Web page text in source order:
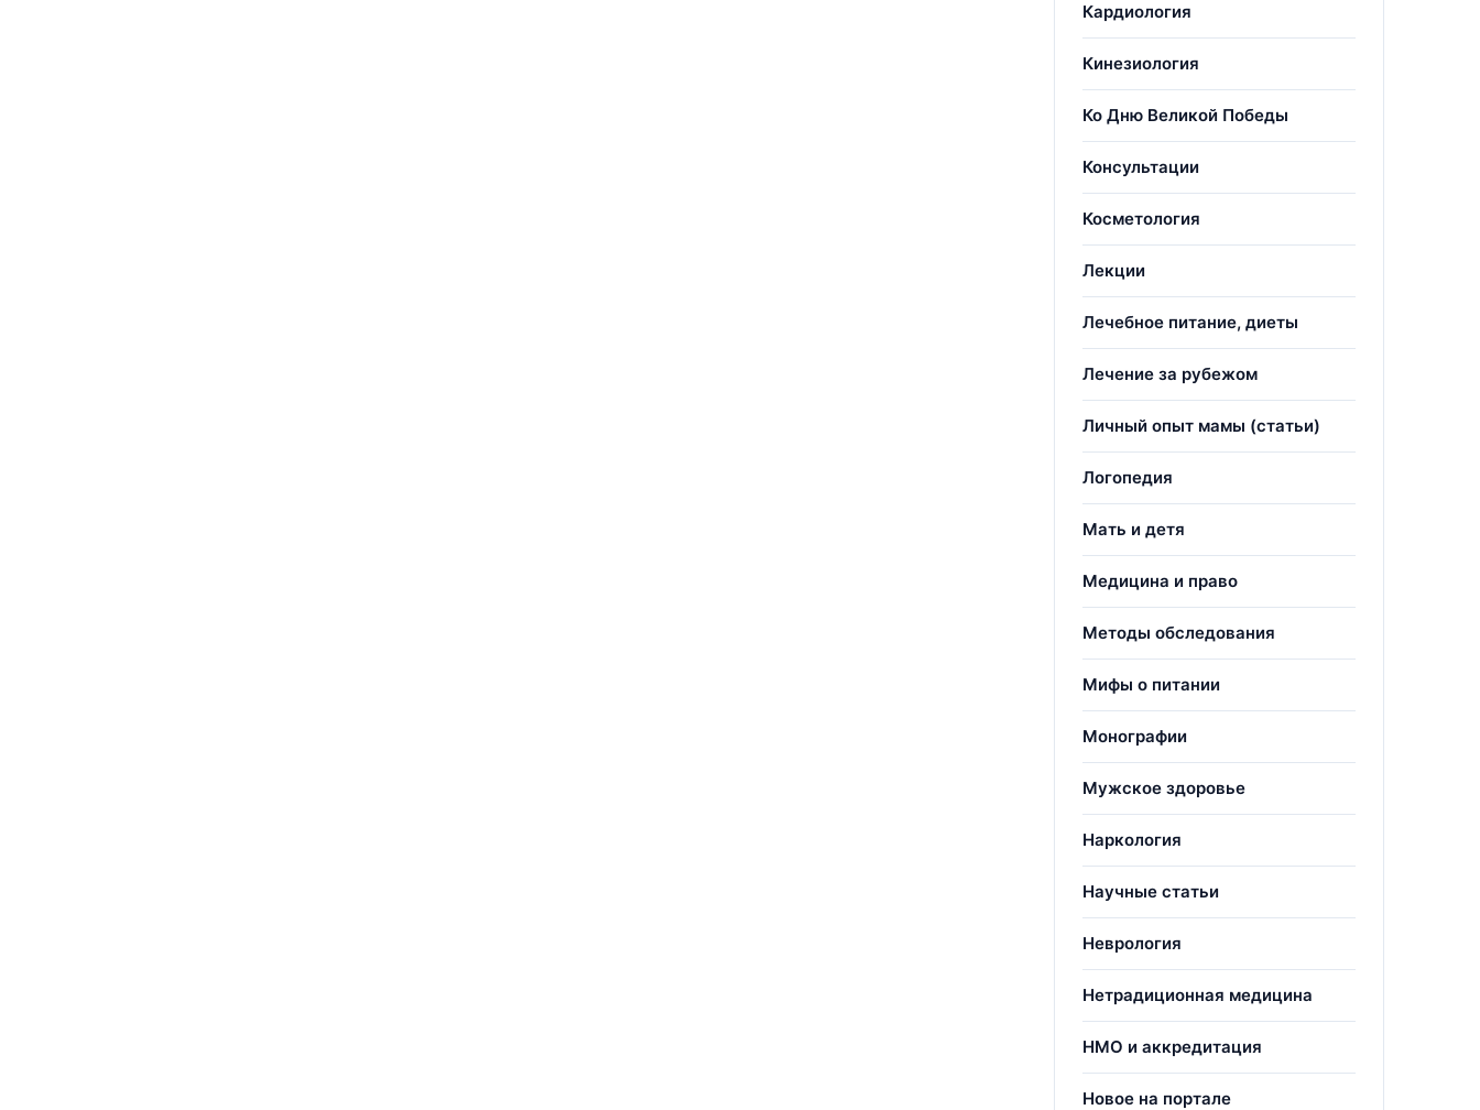
Кардиология
Кинезиология
Ко Дню Великой Победы
Консультации
Косметология
Лекции
Лечебное питание, диеты
Лечение за рубежом
Личный опыт мамы (статьи)
Логопедия
Мать и детя
Медицина и право
Методы обследования
Мифы о питании
Монографии
Мужское здоровье
Наркология
Научные статьи
Неврология
Нетрадиционная медицина
НМО и аккредитация
Новое на портале